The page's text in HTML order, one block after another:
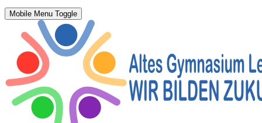
Mobile Menu Toggle